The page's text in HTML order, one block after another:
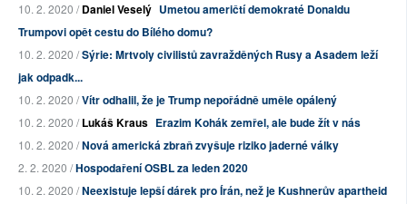
10. 2. 2020 /Daniel Veselý Umetou američtí demokraté Donaldu
Trumpovi opět cestu do Bílého domu?
10. 2. 2020 /Sýrie: Mrtvoly civilistů zavražděných Rusy a Asadem leží
jak odpadk...
10. 2. 2020 /Vítr odhalil, že je Trump nepořádně uměle opálený
10. 2. 2020 /Lukáš Kraus Erazim Kohák zemřel, ale bude žít v nás
10. 2. 2020 /Nová americká zbraň zvyšuje riziko jaderné války
2. 2. 2020 /Hospodaření OSBL za leden 2020
10. 2. 2020 /Neexistuje lepší dárek pro Írán, než je Kushnerův apartheid